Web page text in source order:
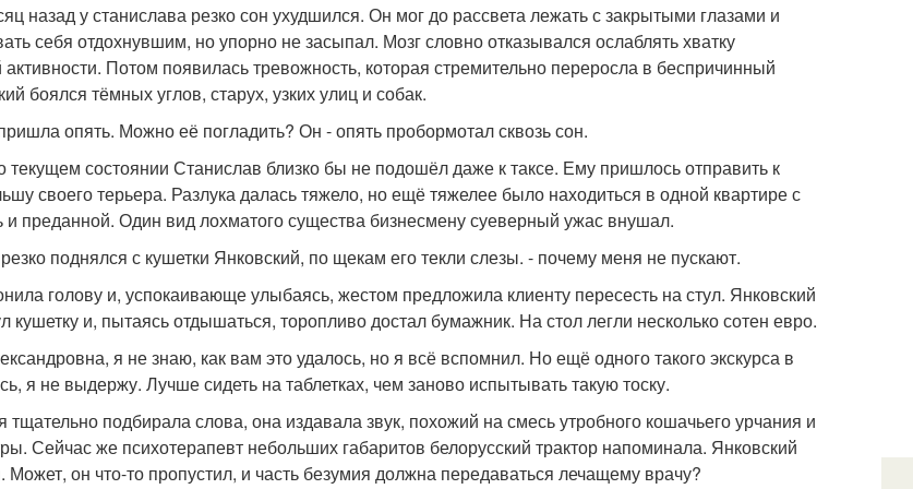
назад у станислава резко сон ухудшился. Он мог до рассвета лежать с закрытыми глазами и
себя отдохнувшим, но упорно не засыпал. Мозг словно отказывался ослаблять хватку
Потом появилась тревожность, которая стремительно переросла в беспричинный
боялся тёмных углов, старух, узких улиц и собак.
опять. Можно её погладить? Он - опять пробормотал сквозь сон.
текущем состоянии Станислав близко бы не подошёл даже к таксе. Ему пришлось отправить к
своего терьера. Разлука далась тяжело, но ещё тяжелее было находиться в одной квартире с
и преданной. Один вид лохматого существа бизнесмену суеверный ужас внушал.
поднялся с кушетки Янковский, по щекам его текли слезы. - почему меня не пускают.
голову и, успокаивающе улыбаясь, жестом предложила клиенту пересесть на стул. Янковский
кушетку и, пытаясь отдышаться, торопливо достал бумажник. На стол легли несколько сотен евро.
я не знаю, как вам это удалось, но я всё вспомнил. Но ещё одного такого экскурса в
я не выдержу. Лучше сидеть на таблетках, чем заново испытывать такую тоску.
тщательно подбирала слова, она издавала звук, похожий на смесь утробного кошачьего урчания и
Сейчас же психотерапевт небольших габаритов белорусский трактор напоминала. Янковский
Может, он что-то пропустил, и часть безумия должна передаваться лечащему врачу?